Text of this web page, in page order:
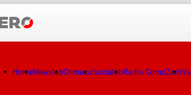
HomeNewslabCronacaSocialabRadio ComoZero